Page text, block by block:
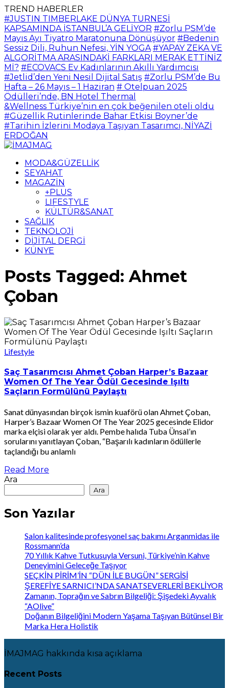
TREND HABERLER
#JUSTIN TIMBERLAKE DÜNYA TURNESİ
KAPSAMINDA İSTANBUL’A GELİYOR #Zorlu PSM’de
Mayıs Ayı Tiyatro Maratonuna Dönüşüyor #Bedenin
Sessiz Dili, Ruhun Nefesi, YİN YOGA #YAPAY ZEKA VE
ALGORİTMA ARASINDAKİ FARKLARI MERAK ETTİNİZ
Mİ? #ECOVACS Ev Kadınlarının Akıllı Yardımcısı
#Jetlid’den Yeni Nesil Dijital Satış #Zorlu PSM’de Bu
Hafta – 26 Mayıs – 1 Haziran # Otelpuan 2025
Ödülleri’nde, BN Hotel Thermal
&Wellness Türkiye’nin en çok beğenilen oteli oldu
#Güzellik Rutinlerinde Bahar Etkisi Boyner’de
#Tarihin İzlerini Modaya Taşıyan Tasarımcı, NİYAZİ
ERDOĞAN
MODA&GÜZELLİK
SEYAHAT
MAGAZİN
+PLUS
LIFESTYLE
KÜLTÜR&SANAT
SAĞLIK
TEKNOLOJİ
DİJİTAL DERGİ
KÜNYE
Posts Tagged: Ahmet
Çoban
Lifestyle
Saç Tasarımcısı Ahmet Çoban Harper’s Bazaar
Women Of The Year Ödül Gecesinde Işıltı
Saçların Formülünü Paylaştı
Sanat dünyasından birçok ismin kuaförü olan Ahmet Çoban,
Harper’s Bazaar Women Of The Year 2025 gecesinde Elidor
marka elçisi olarak yer aldı. Pembe halıda Tuba Ünsal’ın
sorularını yanıtlayan Çoban, “Başarılı kadınların ödüllerle
taçlandığı bu anlamlı
Read More
Ara
Ara
Son Yazılar
Salon kalitesinde profesyonel saç bakımı Arganmidas ile
Rossmann’da
70 Yıllık Kahve Tutkusuyla Versuni, Türkiye’nin Kahve
Deneyimini Geleceğe Taşıyor
SEÇKİN PİRİM’İN “DÜN İLE BUGÜN” SERGİSİ
ŞEREFİYE SARNICI’NDA SANATSEVERLERİ BEKLİYOR
Zamanın, Toprağın ve Sabrın Bilgeliği: Şişedeki Ayvalık
“AOlive”
Doğanın Bilgeliğini Modern Yaşama Taşıyan Bütünsel Bir
Marka Hera Holistik
İMAJMAG hakkında kısa açıklama
Recent Posts